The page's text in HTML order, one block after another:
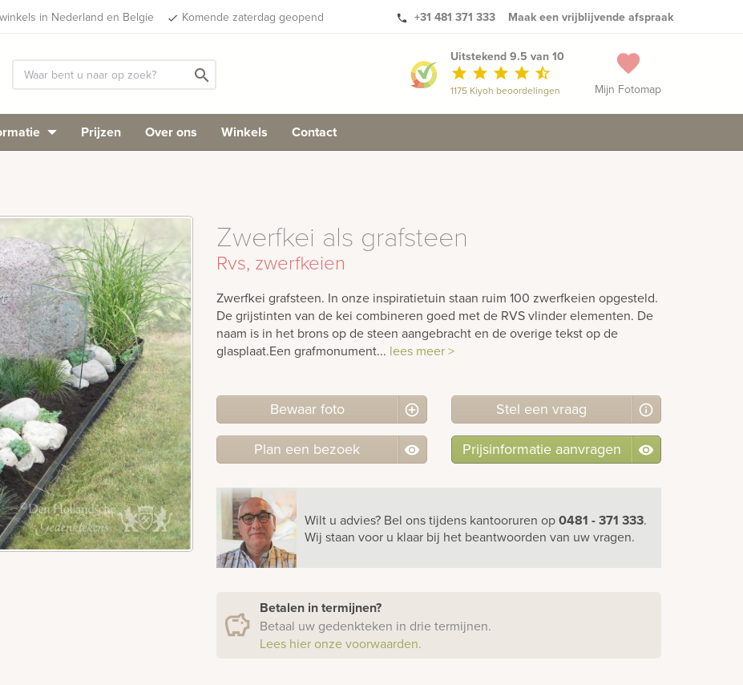
in Nederland en Belgie done Komende zaterdag geopend phone +31 481 371 333 Maak een vrijblijvende afspraak
search favorite
Mijn Fotomap
Uitstekend 9.5 van 10
star star star star star_half
1175 Kiyoh beoordelingen
Prijzen Over ons Winkels Contact
Zwerfkei als grafsteen
Rvs, zwerfkeien
Zwerfkei grafsteen. In onze inspiratietuin staan ruim 100 zwerfkeien opgesteld.
De grijstinten van de kei combineren goed met de RVS vlinder elementen. De
naam is in het brons op de steen aangebracht en de overige tekst op de
glasplaat.Een grafmonument... lees meer >
Bewaar foto Stel een vraag
Plan een bezoek Prijsinformatie aanvragen
Wilt u advies? Bel onstijdens kantooruren op0481 - 371 333.
Wij staan voor u klaar bij het beantwoorden van uw vragen.
Betalen in termijnen?
Betaal uw gedenkteken in drie termijnen.
Lees hier onze voorwaarden.